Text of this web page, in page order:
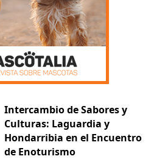
Intercambio de Sabores y
Culturas: Laguardia y
Hondarribia en el Encuentro
de Enoturismo